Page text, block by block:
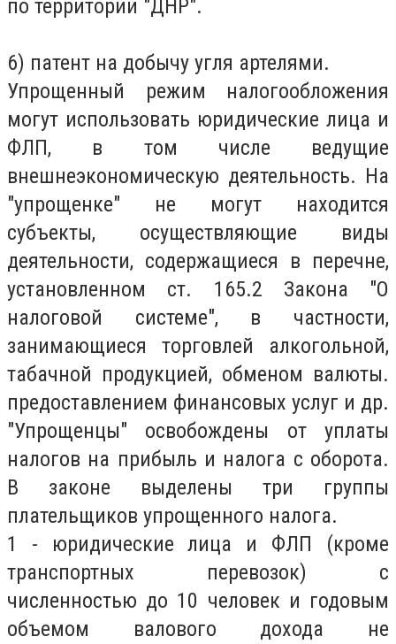
по территории "ДНР".
6) патент на добычу угля артелями.
Упрощенный режим налогообложения
могут использовать юридические лица и
ФЛП, в том числе ведущие
внешнеэкономическую деятельность. На
"упрощенке" не могут находится
субъекты, осуществляющие виды
деятельности, содержащиеся в перечне,
установленном ст. 165.2 Закона "О
налоговой системе", в частности,
занимающиеся торговлей алкогольной,
табачной продукцией, обменом валюты.
предоставлением финансовых услуг и др.
"Упрощенцы" освобождены от уплаты
налогов на прибыль и налога с оборота.
В законе выделены три группы
плательщиков упрощенного налога.
1 - юридические лица и ФЛП (кроме
транспортных перевозок) с
численностью до 10 человек и годовым
объемом валового дохода не